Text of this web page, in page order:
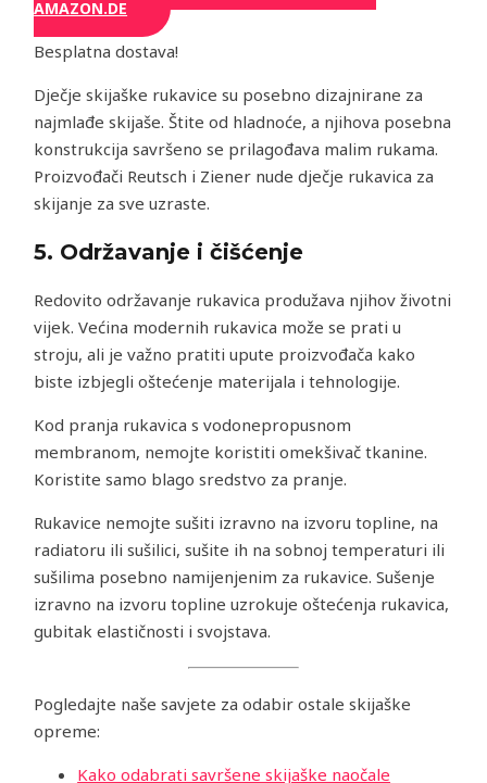
AMAZON.DE
Besplatna dostava!
Dječje skijaške rukavice su posebno dizajnirane za
najmlađe skijaše. Štite od hladnoće, a njihova posebna
konstrukcija savršeno se prilagođava malim rukama.
Proizvođači Reutsch i Ziener nude dječje rukavica za
skijanje za sve uzraste.
5. Održavanje i čišćenje
Redovito održavanje rukavica produžava njihov životni
vijek. Većina modernih rukavica može se prati u
stroju, ali je važno pratiti upute proizvođača kako
biste izbjegli oštećenje materijala i tehnologije.
Kod pranja rukavica s vodonepropusnom
membranom, nemojte koristiti omekšivač tkanine.
Koristite samo blago sredstvo za pranje.
Rukavice nemojte sušiti izravno na izvoru topline, na
radiatoru ili sušilici, sušite ih na sobnoj temperaturi ili
sušilima posebno namijenjenim za rukavice. Sušenje
izravno na izvoru topline uzrokuje oštećenja rukavica,
gubitak elastičnosti i svojstava.
Pogledajte naše savjete za odabir ostale skijaške
opreme:
Kako odabrati savršene skijaške naočale